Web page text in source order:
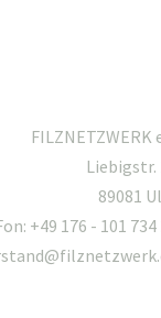
FILZNETZWERK
Liebigstr.
89081
+49 176 - 101 734